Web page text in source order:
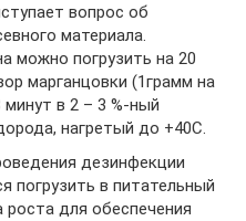
вопрос об
материала.
можно погрузить на 20
марганцовки (1грамм на
в 2 – 3 %-ный
нагретый до +40С.
дезинфекции
погрузить в питательный
для обеспечения